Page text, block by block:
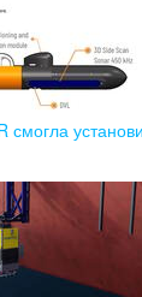
смогла